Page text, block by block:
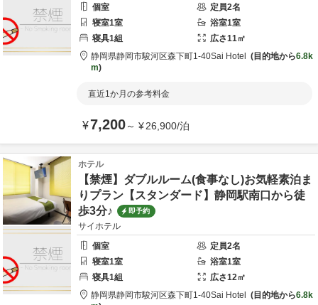
個室
定員2名
寝室1室 浴室1室
寝具1組 広さ11㎡
静岡県静岡市駿河区森下町1-40Sai Hotel 目的地から6.8k
m
直近1か月の参考料金
¥7,200～ ¥26,900/泊
ホテル
【禁煙】ダブルルーム(食事なし)お気軽素泊ま
りプラン【スタンダード】静岡駅南口から徒
歩3分♪
即予約
サイホテル
個室
定員2名
寝室1室 浴室1室
寝具1組 広さ12㎡
静岡県静岡市駿河区森下町1-40Sai Hotel 目的地から6.8k